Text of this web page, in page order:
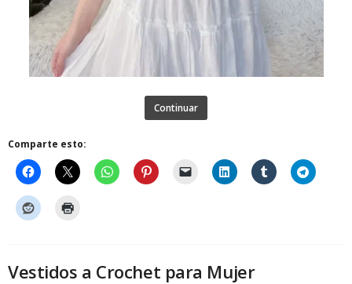
Continuar
Comparte esto:
Vestidos a Crochet para Mujer